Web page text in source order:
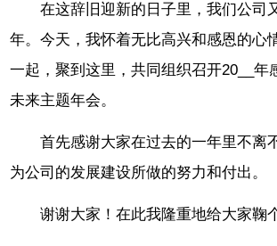
在这辞旧迎新的日子里，我们公司
年。今天，我怀着无比高兴和感恩的心
一起，聚到这里，共同组织召开20__年
未来主题年会。
首先感谢大家在过去的一年里不离
为公司的发展建设所做的努力和付出。
谢谢大家！在此我隆重地给大家鞠